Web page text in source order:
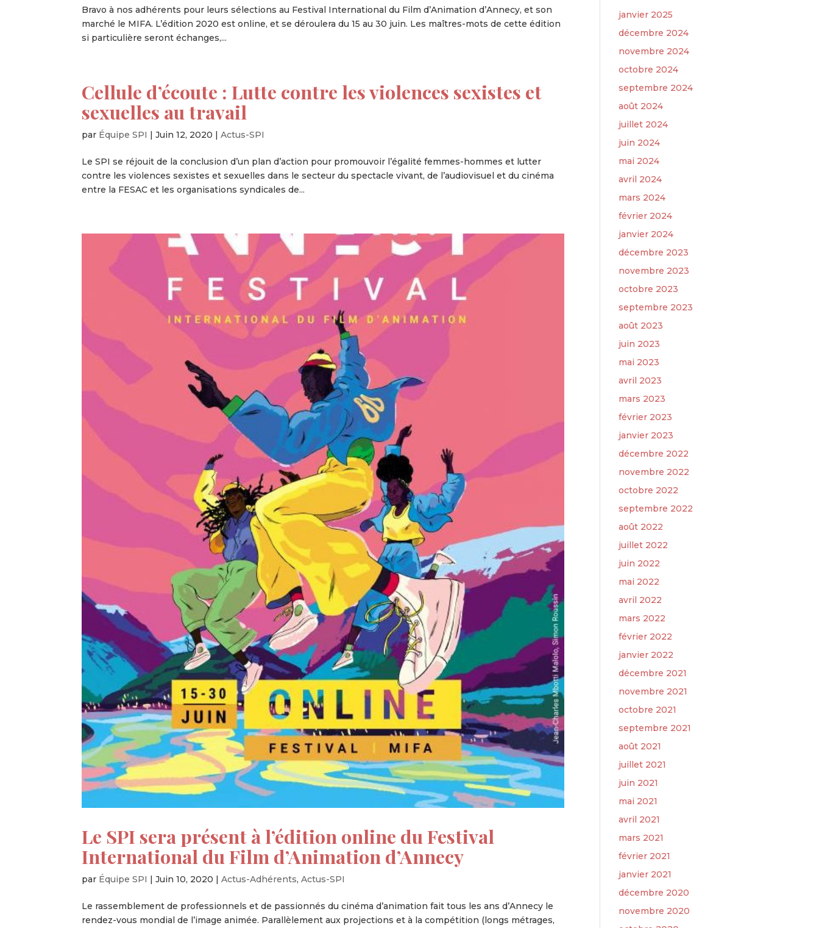
Bravo à nos adhérents pour leurs sélections au Festival International du Film d’Animation d’Annecy, et son
marché le MIFA. L’édition 2020 est online, et se déroulera du 15 au 30 juin. Les maîtres-mots de cette édition
si particulière seront échanges,...
Cellule d’écoute : Lutte contre les violences sexistes et
sexuelles au travail
par Équipe SPI |Juin 12, 2020 |Actus-SPI
Le SPI se réjouit de la conclusion d’un plan d’action pour promouvoir l’égalité femmes-hommes et lutter
contre les violences sexistes et sexuelles dans le secteur du spectacle vivant, de l’audiovisuel et du cinéma
entre la FESAC et les organisations syndicales de...
Le SPI sera présent à l’édition online du Festival
International du Film d’Animation d’Annecy
par Équipe SPI |Juin 10, 2020 |Actus-Adhérents,Actus-SPI
Le rassemblement de professionnels et de passionnés du cinéma d’animation fait tous les ans d’Annecy le
rendez-vous mondial de l’image animée. Parallèlement aux projections et à la compétition (longs métrages,
janvier 2025
décembre 2024
novembre 2024
octobre 2024
septembre 2024
août 2024
juillet 2024
juin 2024
mai 2024
avril 2024
mars 2024
février 2024
janvier 2024
décembre 2023
novembre 2023
octobre 2023
septembre 2023
août 2023
juin 2023
mai 2023
avril 2023
mars 2023
février 2023
janvier 2023
décembre 2022
novembre 2022
octobre 2022
septembre 2022
août 2022
juillet 2022
juin 2022
mai 2022
avril 2022
mars 2022
février 2022
janvier 2022
décembre 2021
novembre 2021
octobre 2021
septembre 2021
août 2021
juillet 2021
juin 2021
mai 2021
avril 2021
mars 2021
février 2021
janvier 2021
décembre 2020
novembre 2020